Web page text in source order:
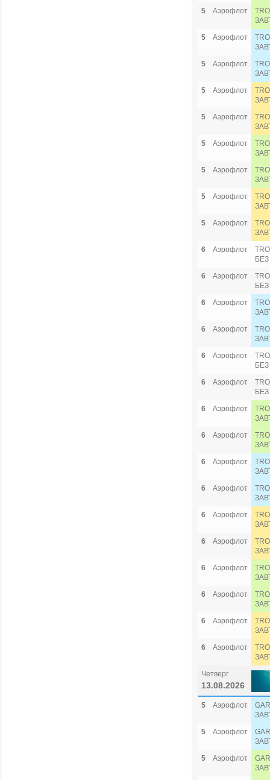
5
Аэрофлот
5
Аэрофлот
5
Аэрофлот
5
Аэрофлот
5
Аэрофлот
5
Аэрофлот
5
Аэрофлот
5
Аэрофлот
5
Аэрофлот
6
Аэрофлот
6
Аэрофлот
6
Аэрофлот
6
Аэрофлот
6
Аэрофлот
6
Аэрофлот
6
Аэрофлот
6
Аэрофлот
6
Аэрофлот
6
Аэрофлот
6
Аэрофлот
6
Аэрофлот
6
Аэрофлот
6
Аэрофлот
6
Аэрофлот
6
Аэрофлот
Четверг
13.08.2026
5 Аэрофлот
5
Аэрофлот
5
Аэрофлот